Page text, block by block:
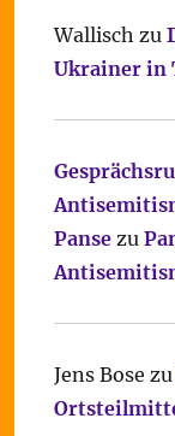
Wallisch zu
Ukrainer in
Pansezu
Jens Bose zu